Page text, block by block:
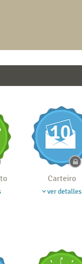
Carteiro
ver detalles